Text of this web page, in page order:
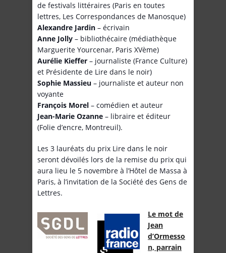
de festivals littéraires (Paris en toutes
lettres, Les Correspondances de Manosque)
Alexandre Jardin – écrivain
Anne Jolly – bibliothécaire (médiathèque
Marguerite Yourcenar, Paris XVème)
Aurélie Kieffer – journaliste (France Culture)
et Présidente de Lire dans le noir)
Sophie Massieu – journaliste et auteur non
voyante
François Morel – comédien et auteur
Jean-Marie Ozanne – libraire et éditeur
(Folie d’encre, Montreuil).
Les 3 lauréats du prix Lire dans le noir
seront dévoilés lors de la remise du prix qui
aura lieu le 5 novembre à l’Hôtel de Massa à
Paris, à l’invitation de la Société des Gens de
Lettres.
Le mot de
Jean
d’Ormesso
n, parrain